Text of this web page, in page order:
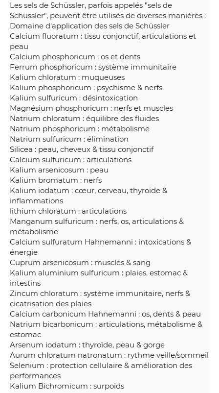
Les sels de Schüssler, parfois appelés "sels de
Schüssler", peuvent être utilisés de diverses manières :
Domaine d'application des sels de Schüssler
Calcium fluoratum : tissu conjonctif, articulations et
peau
Calcium phosphoricum : os et dents
Ferrum phosphoricum : système immunitaire
Kalium chloratum : muqueuses
Kalium phosphoricum : psychisme & nerfs
Kalium sulfuricum : désintoxication
Magnésium phosphoricum : nerfs et muscles
Natrium chloratum : équilibre des fluides
Natrium phosphoricum : métabolisme
Natrium sulfuricum : élimination
Silicea : peau, cheveux & tissu conjonctif
Calcium sulfuricum : articulations
Kalium arsenicosum : peau
Kalium bromatum : nerfs
Kalium iodatum : cœur, cerveau, thyroïde &
inflammations
lithium chloratum : articulations
Manganum sulfuricum : nerfs, os, articulations &
métabolisme
Calcium sulfuratum Hahnemanni : intoxications &
énergie
Cuprum arsenicosum : muscles & sang
Kalium aluminium sulfuricum : plaies, estomac &
intestins
Zincum chloratum : système immunitaire, nerfs &
cicatrisation des plaies
Calcium carbonicum Hahnemanni : os, dents & peau
Natrium bicarbonicum : articulations, métabolisme &
estomac
Arsenum iodatum : thyroïde, peau & gorge
Aurum chloratum natronatum : rythme veille/sommeil
Selenium : protection cellulaire & amélioration des
performances
Kalium Bichromicum : surpoids